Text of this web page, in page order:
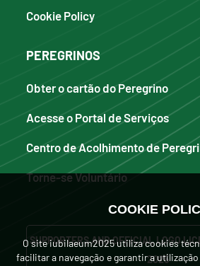
Cookie Policy
PEREGRINOS
Obter o cartão do Peregrino
Acesse o Portal de Serviços
Centro de Acolhimento de
Torne-se Voluntário
SUPPORTERS AND OFFICIAL LOGO
2025
COOKIE
O site iubilaeum2025 utiliza cookies
facilitar a navegação e garantir a